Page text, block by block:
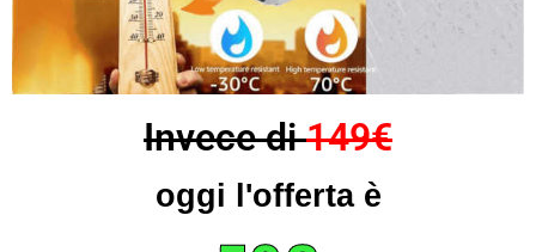
Invece di149€
oggi l'offerta è